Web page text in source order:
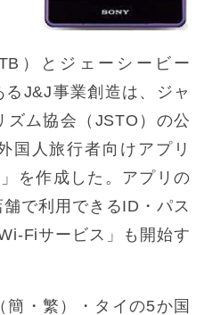
）とジェーシービー
るJ&J事業創造は、ジャ
ズム協会（JSTO）の公
国人旅行者向けアプリ
を作成した。アプリの
で利用できるID・パス
Fiサービス」も開始す
・繁）・タイの5か国